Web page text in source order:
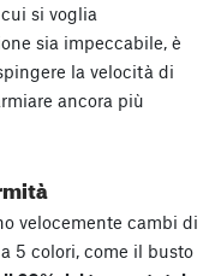
si voglia
sia impeccabile, è
la velocità di
ancora più
velocemente cambi di
5 colori, come il busto